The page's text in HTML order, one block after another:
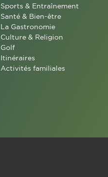
Sports & Entraînement
Santé & Bien-être
La Gastronomie
Culture & Religion
Golf
Itinéraires
Activités familiales